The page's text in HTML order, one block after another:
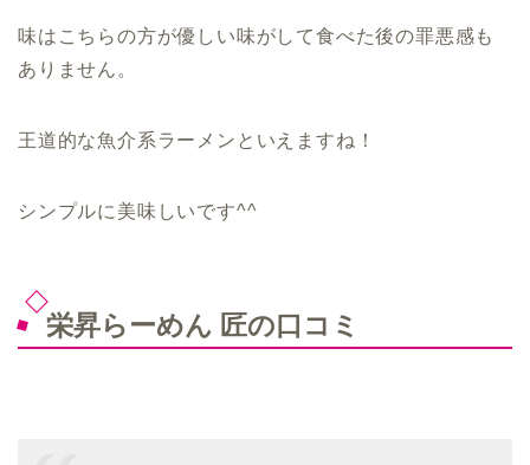
味はこちらの方が優しい味がして食べた後の罪悪感も
ありません。
王道的な魚介系ラーメンといえますね！
シンプルに美味しいです^^
栄昇らーめん 匠の口コミ